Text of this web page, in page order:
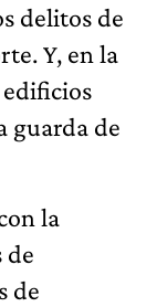
delitos de
Y, en la
guarda de
la
de
de